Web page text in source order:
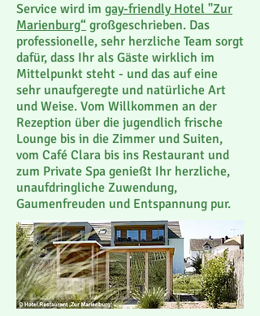
Service wird im gay-friendly Hotel "Zur
Marienburg“ großgeschrieben. Das
professionelle, sehr herzliche Team sorgt
dafür, dass Ihr als Gäste wirklich im
Mittelpunkt steht - und das auf eine
sehr unaufgeregte und natürliche Art
und Weise. Vom Willkommen an der
Rezeption über die jugendlich frische
Lounge bis in die Zimmer und Suiten,
vom Café Clara bis ins Restaurant und
zum Private Spa genießt Ihr herzliche,
unaufdringliche Zuwendung,
Gaumenfreuden und Entspannung pur.